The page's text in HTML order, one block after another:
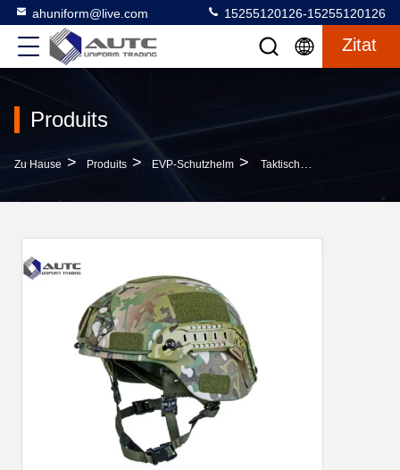
ahuniform@live.com 15255120126-15255120126
Zitat
Produits
Zu Hause > Produits > EVP-Schutzhelm > Taktische Ballistische Sturzhelm-Nachtsicht Verknüpfbares Kevlar Druck Slideway